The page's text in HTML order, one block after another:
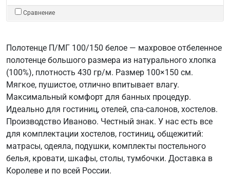
Сравнение
Полотенце П/МГ 100/150 белое — махровое отбеленное
полотенце большого размера из натурального хлопка
(100%), плотность 430 гр/м. Размер 100×150 см.
Мягкое, пушистое, отлично впитывает влагу.
Максимальный комфорт для банных процедур.
Идеально для гостиниц, отелей, спа-салонов, хостелов.
Производство Иваново. Честный знак. У нас есть все
для комплектации хостелов, гостиниц, общежитий:
матрасы, одеяла, подушки, комплекты постельного
белья, кровати, шкафы, столы, тумбочки. Доставка в
Королеве и по всей России.